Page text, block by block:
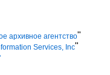
архивное агентство"
Services, Inc"